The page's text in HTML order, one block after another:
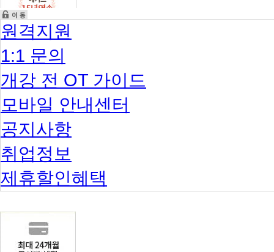
원격지원
1:1 문의
개강 전 OT 가이드
모바일 안내센터
공지사항
취업정보
제휴할인혜택